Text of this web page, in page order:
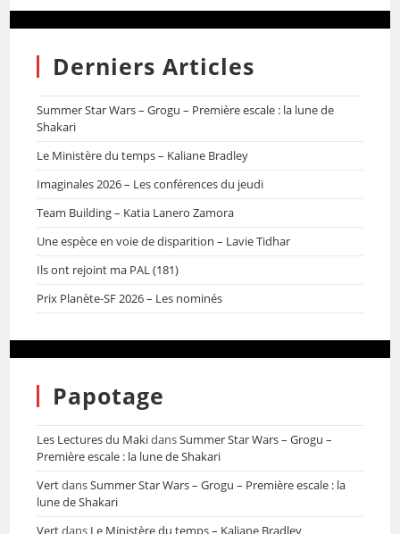
Derniers Articles
Summer Star Wars – Grogu – Première escale : la lune de
Shakari
Le Ministère du temps – Kaliane Bradley
Imaginales 2026 – Les conférences du jeudi
Team Building – Katia Lanero Zamora
Une espèce en voie de disparition – Lavie Tidhar
Ils ont rejoint ma PAL (181)
Prix Planète-SF 2026 – Les nominés
Papotage
Les Lectures du MakidansSummer Star Wars – Grogu –
Première escale : la lune de Shakari
VertdansSummer Star Wars – Grogu – Première escale : la
lune de Shakari
Vertdans Le Ministère du temps – Kaliane Bradley